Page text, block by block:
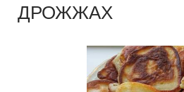
ДРОЖЖАХ